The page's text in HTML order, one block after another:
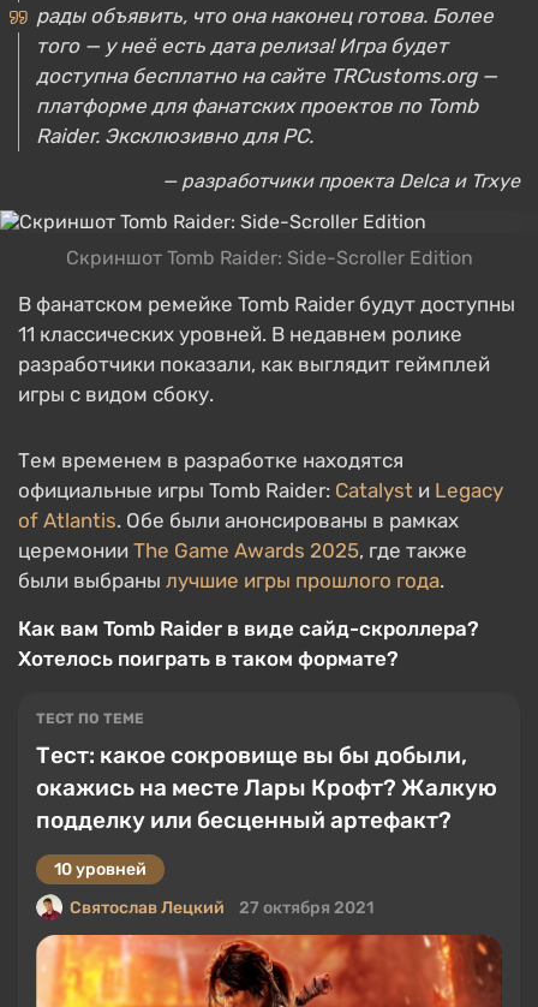
рады объявить, что она наконец готова. Более
того — у неё есть дата релиза! Игра будет
доступна бесплатно на сайте TRCustoms.org —
платформе для фанатских проектов по Tomb
Raider. Эксклюзивно для PC.
— разработчики проекта Delca и Trxye
Скриншот Tomb Raider: Side-Scroller Edition
В фанатском ремейке Tomb Raider будут доступны
11 классических уровней. В недавнем ролике
разработчики показали, как выглядит геймплей
игры с видом сбоку.
Тем временем в разработке находятся
официальные игры Tomb Raider: Catalyst и Legacy
of Atlantis. Обе были анонсированы в рамках
церемонии The Game Awards 2025, где также
были выбраны лучшие игры прошлого года.
Как вам Tomb Raider в виде сайд-скроллера?
Хотелось поиграть в таком формате?
ТЕСТ ПО ТЕМЕ
Тест: какое сокровище вы бы добыли,
окажись на месте Лары Крофт? Жалкую
подделку или бесценный артефакт?
10 уровней
Святослав Лецкий
27 октября 2021